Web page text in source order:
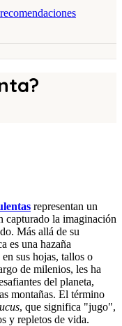
representan un
capturado la imaginación
Más allá de su
es una hazaña
sus hojas, tallos o
de milenios, les ha
del planeta,
montañas. El término
, que significa "jugo",
y repletos de vida.